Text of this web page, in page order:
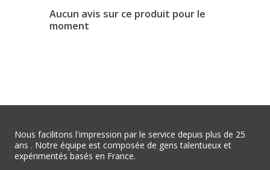
Aucun avis sur ce produit pour le
moment
Nous facilitons l'impression par le service depuis plus de 25
ans . Notre équipe est composée de gens talentueux et
expérimentés basés en France.